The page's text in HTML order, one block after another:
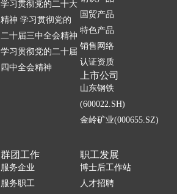
学习贯彻党的二十大
精神 学习贯彻党的
二十届三中全会精神
学习贯彻党的二十届
四中全会精神
国贸产品
特色产品
销售网络
认证资质
上市公司
山东钢铁
(600022.SH)
金岭矿业(000655.SZ)
群团工作
服务企业
服务职工
职工发展
博士后工作站
人才招聘